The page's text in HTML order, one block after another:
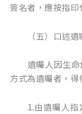
簽名者，應按指印
（五）口述遺
遺囑人因生命
方式為遺囑者，得
1.由遺囑人指